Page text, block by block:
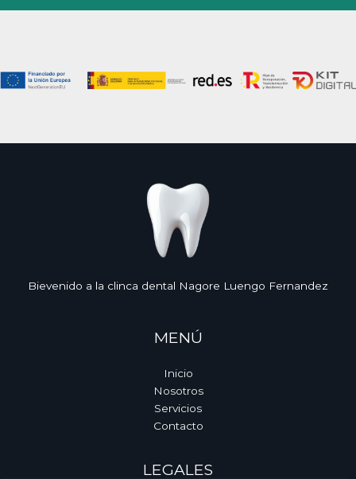
Bievenido a la clinca dental Nagore Luengo Fernandez
MENÚ
Inicio
Nosotros
Servicios
Contacto
LEGALES